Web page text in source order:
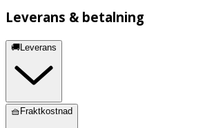
Leverans & betalning
🚚Leverans
🧺Fraktkostnad